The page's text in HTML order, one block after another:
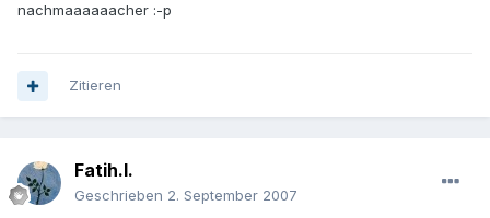
nachmaaaaaacher :-p
Zitieren
Fatih.I.
Geschrieben 2. September 2007